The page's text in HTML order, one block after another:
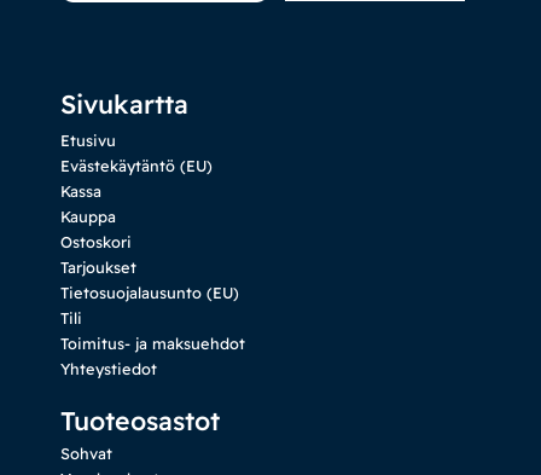
Sivukartta
Etusivu
Evästekäytäntö (EU)
Kassa
Kauppa
Ostoskori
Tarjoukset
Tietosuojalausunto (EU)
Tili
Toimitus- ja maksuehdot
Yhteystiedot
Tuoteosastot
Sohvat